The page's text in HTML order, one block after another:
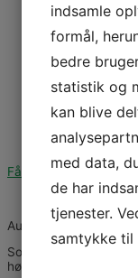
Grøn
Hvidevarer
Her kører vi
Elektriker
Elektriker
Elektriker
Galleri
Om Aulebjerg El
Kontakt
Få et tilbud
Følg os på
Aulebjerg El
Som
elektriker i Køge
høre mere om vores
indsamle
formål,
bedre
statistik og
kan blive
med data,
de har
tjenester.
samtykke til